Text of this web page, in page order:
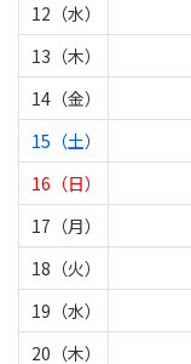
12（水）
13（木）
14（金）
15（土）
16（日）
17（月）
18（火）
19（水）
20（木）